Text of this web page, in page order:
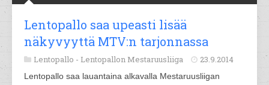
Lentopallo saa upeasti lisää
näkyvyyttä MTV:n tarjonnassa
Lentopallo - Lentopallon Mestaruusliiga 23.9.2014
Lentopallo saa lauantaina alkavalla Mestaruusliigan